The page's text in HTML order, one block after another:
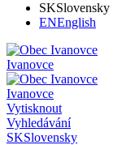
SKSlovensky
ENEnglish
Ivanovce
Ivanovce
Vytisknout
Vyhledávání
SKSlovensky